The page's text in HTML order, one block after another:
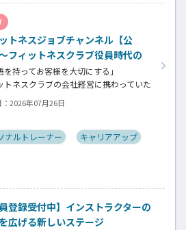
ばれるインストラクターになるために
んが取られた行動とは？
トネスジョブチャンネル【公
フィットネスクラブ役員時代の
を経て開業・独立～
を持ってお客様を大切にする」
トネスクラブの会社経営に携わっていた
社の倒産という大きな局面を経て、それ
、同じ業界内で独立し再起を図ったパ
にインタビュー。
き上げた秘訣とは？
2026年07月26日
ナルトレーナー
キャリアアップ
員登録受付中】インストラクターの
広げる新しいステージ